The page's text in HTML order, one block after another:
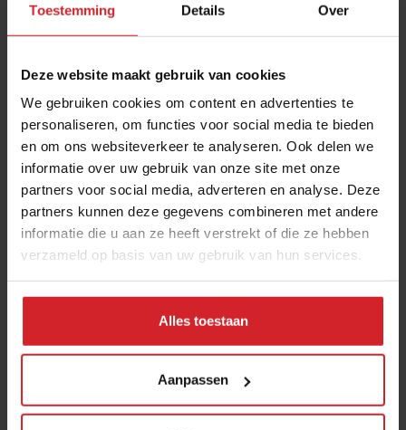
Toestemming Details Over
Deze website maakt gebruik van cookies
We gebruiken cookies om content en advertenties te
personaliseren, om functies voor social media te bieden
en om ons websiteverkeer te analyseren. Ook delen we
informatie over uw gebruik van onze site met onze
partners voor social media, adverteren en analyse. Deze
partners kunnen deze gegevens combineren met andere
informatie die u aan ze heeft verstrekt of die ze hebben
verzameld op basis van uw gebruik van hun services.
Alles toestaan
Aanpassen
het gebied van afvalbeheer is er veel te winnen. Ons
restaurant zit midden in het centrum van Amsterdam.
gerecycled. En ook plantaardig afval gaat op de grote
afval uiteindelijk als varkensvoer bij een boer te krijgen.
Dat kan nu ook al, maar het is vanwege logistieke
uitdagingen nu ontzettend duur en daardoor niet
haalbaar."